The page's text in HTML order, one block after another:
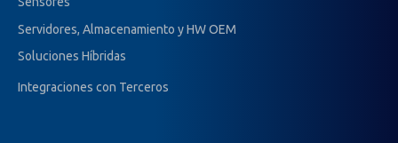
Servidores, Almacenamiento y HW OEM
Soluciones Híbridas
Integraciones con Terceros